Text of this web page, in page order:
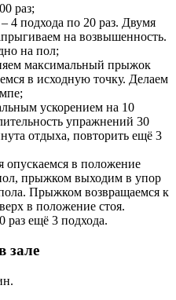
раз;
4 подхода по 20 раз. Двумя
на возвышенность.
на пол;
максимальный прыжок
в исходную точку. Делаем
ускорением на 10
упражнений 30
отдыха, повторить ещё 3
опускаемся в положение
прыжком выходим в упор
Прыжком возвращаемся к
в положение стоя.
раз ещё 3 подхода.
зале